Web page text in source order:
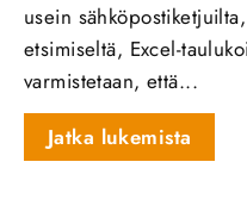
usein
etsimiseltä, Excel-
varmistetaan, että...
Jatka lukemista